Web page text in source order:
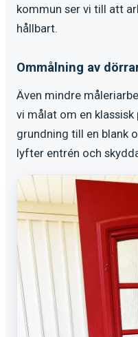
kommun ser vi till att
hållbart.
Ommålning av
Även mindre
vi målat om en
grundning till en blank
lyfter entrén och